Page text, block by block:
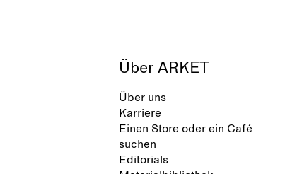
Über ARKET
Über uns
Karriere
Einen Store oder ein Café
suchen
Editorials